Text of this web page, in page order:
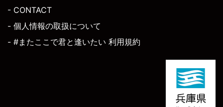
- CONTACT
- 個人情報の取扱について
- #またここで君と逢いたい 利用規約